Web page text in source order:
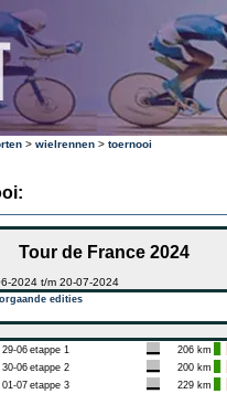
> wielrennen > toernooi
Tour de France 2024
2024 t/m 20-07-2024
edities
29-06 etappe 1
206 km
30-06 etappe 2
200 km
01-07 etappe 3
229 km